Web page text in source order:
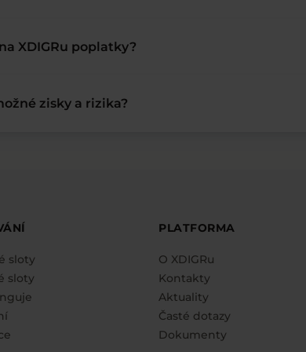
XDIGRu poplatky?
zisky a rizika?
sloty
sloty
PLATFORMA
O XDIGRu
Kontakty
Aktuality
Časté dotazy
Dokumenty